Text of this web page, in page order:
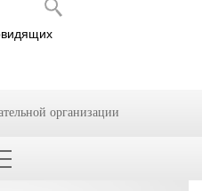
организации